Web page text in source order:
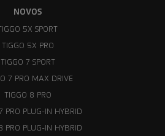
NOVOS
5X SPORT
TIGGO 5X PRO
TIGGO 7 SPORT
7 PRO MAX DRIVE
TIGGO 8 PRO
PRO PLUG-IN HYBRID
PRO PLUG-IN HYBRID